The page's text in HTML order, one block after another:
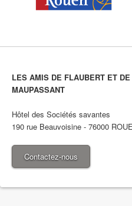
LES AMIS DE FLAUBERT ET DE
MAUPASSANT
Hôtel des Sociétés savantes
190 rue Beauvoisine - 76000
Contactez-nous